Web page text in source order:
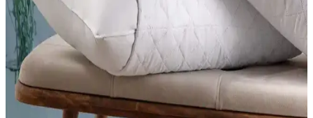
sunuyoruz.
Vionel Home 4'lü Premium Kare Kırlent Seti Şık ve
Dayanıklı Ev Dekorasyonu Ürünü
Vionel Home'un 4'lü seti, yüksek kaliteli polyester ve boncuk elyaf
dolgusu ile dayanıklı ve şık kare kırlentler sunar. Çok yönlü
kullanım ve sade tasarımıyla ev ve dış mekanlara uyum sağlar.